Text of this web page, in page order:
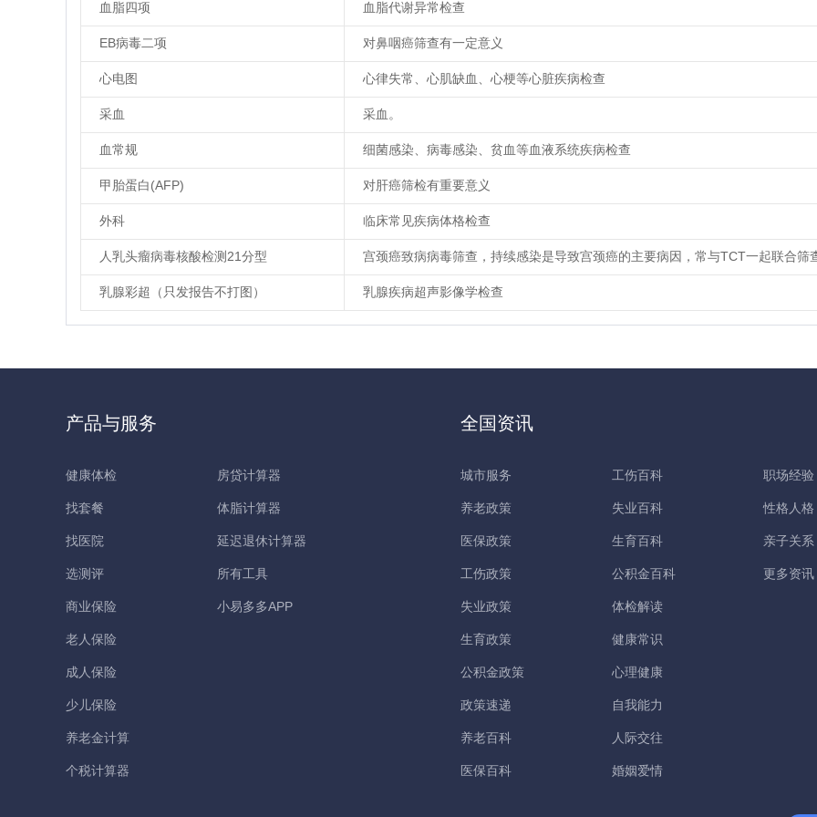
血脂四项 血脂代谢异常检查
EB病毒二项 对鼻咽癌筛查有一定意义
心电图 心律失常、心肌缺血、心梗等心脏疾病检查
采血 采血。
血常规 细菌感染、病毒感染、贫血等血液系统疾病检查
甲胎蛋白(AFP) 对肝癌筛检有重要意义
外科 临床常见疾病体格检查
人乳头瘤病毒核酸检测21分型 宫颈癌致病病毒筛查，持续感染是导致宫颈癌的主要病因，常与TCT一起联合筛
乳腺彩超（只发报告不打图） 乳腺疾病超声影像学检查
产品与服务
健康体检
找套餐
找医院
选测评
商业保险
老人保险
成人保险
少儿保险
养老金计算
个税计算器
房贷计算器
体脂计算器
延迟退休计算器
所有工具
小易多多APP
全国资讯
城市服务
养老政策
医保政策
工伤政策
失业政策
生育政策
公积金政策
政策速递
养老百科
医保百科
工伤百科
失业百科
生育百科
公积金百科
体检解读
健康常识
心理健康
自我能力
人际交往
婚姻爱情
职场经验
性格人格
亲子关系
更多资讯